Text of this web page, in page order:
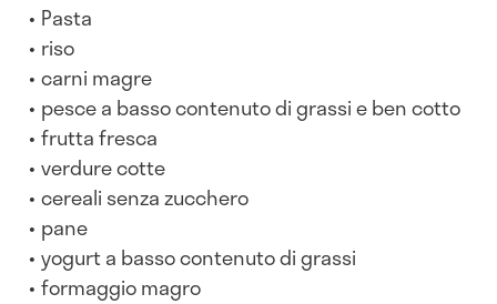
Pasta
riso
carni magre
pesce a basso contenuto di grassi e ben cotto
frutta fresca
verdure cotte
cereali senza zucchero
pane
yogurt a basso contenuto di grassi
formaggio magro